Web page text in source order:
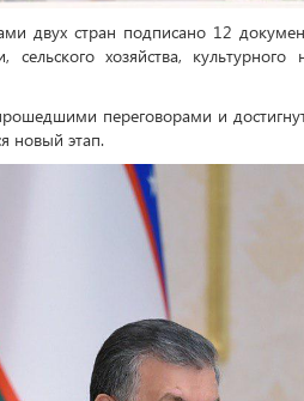
двух стран подписано 12
сельского хозяйства,
переговорами и
новый этап.